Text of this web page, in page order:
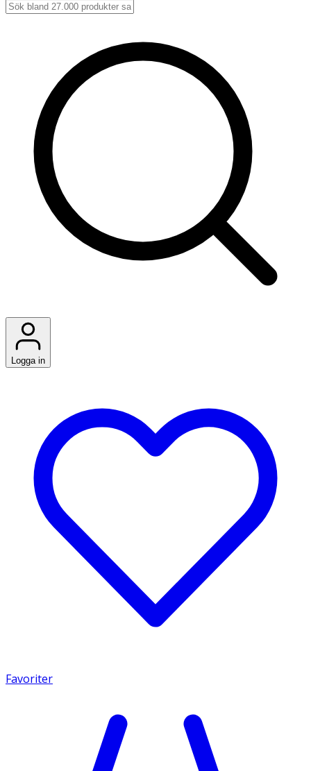
Logga in
Favoriter